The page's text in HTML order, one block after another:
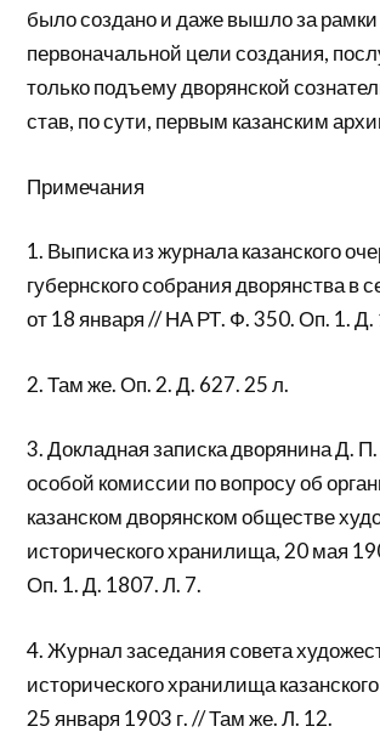
было создано и даже вышло за рамки
первоначальной цели создания,
только подъему дворянской
став, по сути, первым казанским
Примечания
1. Выписка из журнала казанского
губернского собрания дворянства в
от 18 января // НА РТ. Ф. 350. Оп. 1. Д.
2. Там же. Оп. 2. Д. 627. 25 л.
3. Докладная записка дворянина Д.
особой комиссии по вопросу об
казанском дворянском обществе
исторического хранилища, 20 мая
Оп. 1. Д. 1807. Л. 7.
4. Журнал заседания совета
исторического хранилища
25 января 1903 г. // Там же. Л. 12.